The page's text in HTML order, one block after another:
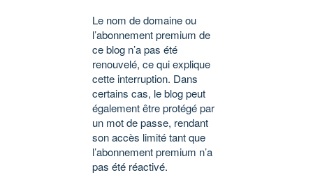
Le nom de domaine ou
l’abonnement premium de
ce blog n’a pas été
renouvelé, ce qui explique
cette interruption. Dans
certains cas, le blog peut
également être protégé par
un mot de passe, rendant
son accès limité tant que
l’abonnement premium n’a
pas été réactivé.